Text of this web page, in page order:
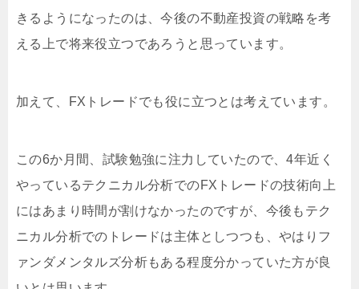
きるようになったのは、今後の不動産投資の戦略を考
える上で将来役立つであろうと思っています。
加えて、FXトレードでも役に立つとは考えています。
この6か月間、試験勉強に注力していたので、4年近く
やっているテクニカル分析でのFXトレードの技術向上
にはあまり時間が割けなかったのですが、今後もテク
ニカル分析でのトレードは主体としつつも、やはりフ
ァンダメンタルズ分析もある程度分かっていた方が良